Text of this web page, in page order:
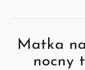
Matka
nocny